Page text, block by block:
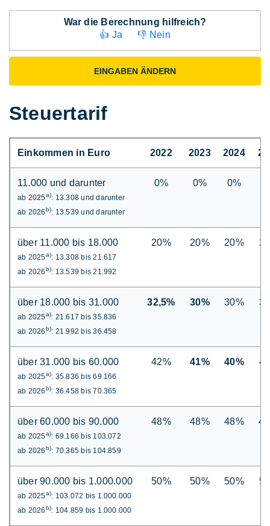
War die Berechnung hilfreich?
👍 Ja
👎 Nein
EINGABEN ÄNDERN
Steuertarif
Einkommen in Euro 2022 2023 2024
11.000 und darunter
ab 2025a): 13.308 und darunter
ab 2026b): 13.539 und darunter
0% 0% 0%
über 11.000 bis 18.000
ab 2025a): 13.308 bis 21.617
ab 2026b): 13.539 bis 21.992
20% 20% 20%
über 18.000 bis 31.000
ab 2025a): 21.617 bis 35.836
ab 2026b): 21.992 bis 36.458
32,5% 30% 30%
über 31.000 bis 60.000
ab 2025a): 35.836 bis 69.166
ab 2026b): 36.458 bis 70.365
42% 41% 40%
über 60.000 bis 90.000
ab 2025a): 69.166 bis 103.072
ab 2026b): 70.365 bis 104.859
48% 48% 48%
über 90.000 bis 1.000.000
ab 2025a): 103.072 bis 1.000.000
ab 2026b): 104.859 bis 1.000.000
50% 50% 50%